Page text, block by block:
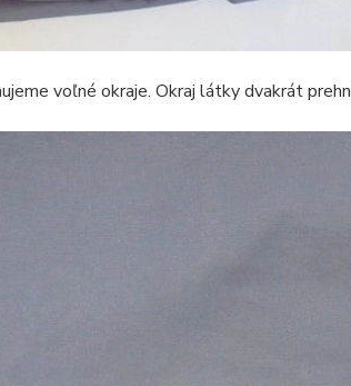
voľné okraje. Okraj látky dvakrát